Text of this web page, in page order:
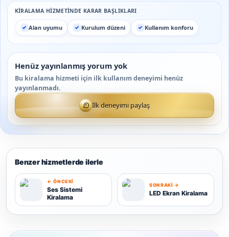
KIRALAMA HIZMETINDE KARAR BAŞLIKLARI
Alan uyumu Kurulum düzeni Kullanım konforu
Henüz yayınlanmış yorum yok
Bu kiralama hizmeti için ilk kullanım deneyimi henüz
yayınlanmadı.
İlk deneyimi paylaş
Benzer hizmetlerde ilerle
S
← ÖNCEKI
Ses Sistemi
Kiralama
SONRAKI →
LED Ekran Kiralama